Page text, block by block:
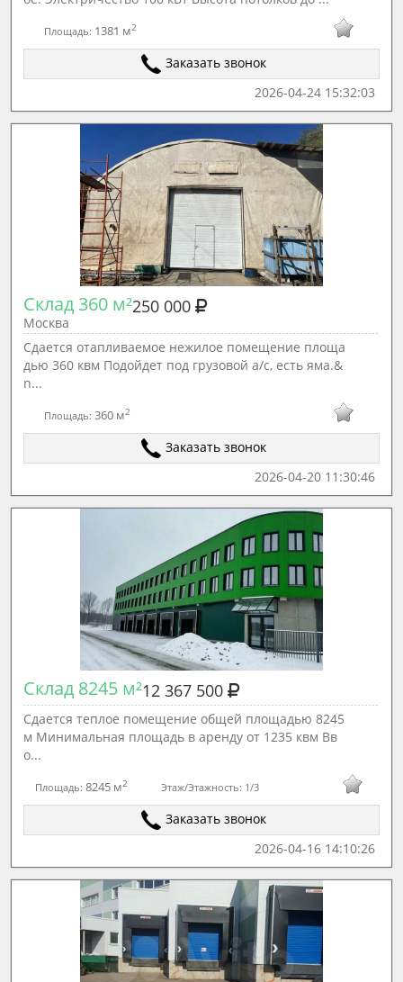
Площадь: 1381 м2
Заказать звонок
2026-04-24 15:32:03
Склад 360 м²250 000
Москва
Сдается отапливаемое нежилое помещение площа
дью 360 квм Подойдет под грузовой а/с, есть яма.&
n...
Площадь:360 м2
Заказать звонок
2026-04-20 11:30:46
Склад 8245 м²12 367 500
Сдается теплое помещение общей площадью 8245
м Минимальная площадь в аренду от 1235 квм Вв
о...
Площадь:8245 м2 Этаж/Этажность: 1/3
Заказать звонок
2026-04-16 14:10:26